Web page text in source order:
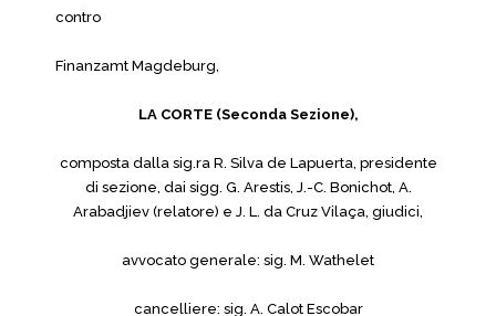
contro
Finanzamt Magdeburg,
LA CORTE (Seconda Sezione),
composta dalla sig.ra R. Silva de Lapuerta, presidente
di sezione, dai sigg. G. Arestis, J.-C. Bonichot, A.
Arabadjiev (relatore) e J. L. da Cruz Vilaça, giudici,
avvocato generale: sig. M. Wathelet
cancelliere: sig. A. Calot Escobar